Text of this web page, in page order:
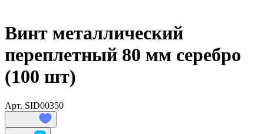
Винт металлический
переплетный 80 мм серебро
(100 шт)
Арт. SID00350